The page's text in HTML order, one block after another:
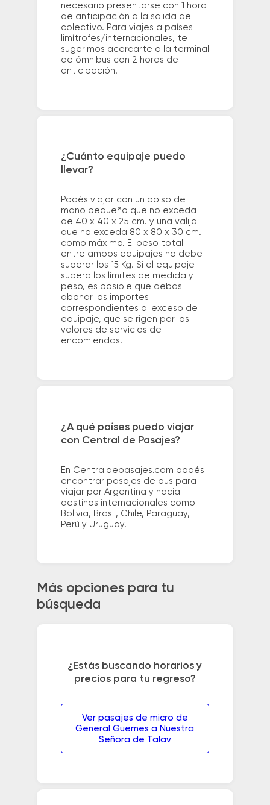
necesario presentarse con 1 hora
de anticipación a la salida del
colectivo. Para viajes a países
limítrofes/internacionales, te
sugerimos acercarte a la terminal
de ómnibus con 2 horas de
anticipación.
¿Cuánto equipaje puedo
llevar?
Podés viajar con un bolso de
mano pequeño que no exceda
de 40 x 40 x 25 cm. y una valija
que no exceda 80 x 80 x 30 cm.
como máximo. El peso total
entre ambos equipajes no debe
superar los 15 Kg. Si el equipaje
supera los límites de medida y
peso, es posible que debas
abonar los importes
correspondientes al exceso de
equipaje, que se rigen por los
valores de servicios de
encomiendas.
¿A qué países puedo viajar
con Central de Pasajes?
En Centraldepasajes.com podés
encontrar pasajes de bus para
viajar por Argentina y hacia
destinos internacionales como
Bolivia, Brasil, Chile, Paraguay,
Perú y Uruguay.
Más opciones para tu
búsqueda
¿Estás buscando horarios y
precios para tu regreso?
Ver pasajes de micro de
General Guemes a Nuestra
Señora de Talav